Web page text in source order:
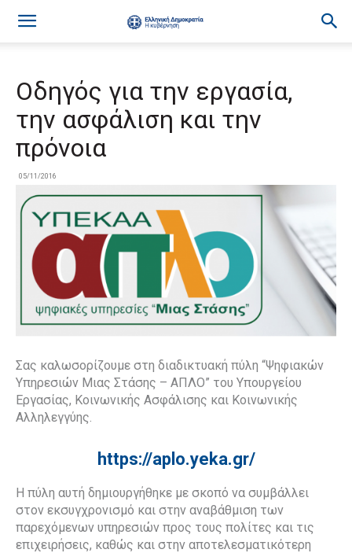
Οδηγός για την εργασία,
την ασφάλιση και την
πρόνοια
05/11/2016
Σας καλωσορίζουμε στη διαδικτυακή πύλη “Ψηφιακών
Υπηρεσιών Μιας Στάσης – ΑΠΛΟ” του Υπουργείου
Εργασίας, Κοινωνικής Ασφάλισης και Κοινωνικής
Αλληλεγγύης.
https://aplo.yeka.gr/
Η πύλη αυτή δημιουργήθηκε με σκοπό να συμβάλλει
στον εκσυγχρονισμό και στην αναβάθμιση των
παρεχόμενων υπηρεσιών προς τους πολίτες και τις
επιχειρήσεις, καθώς και στην αποτελεσματικότερη